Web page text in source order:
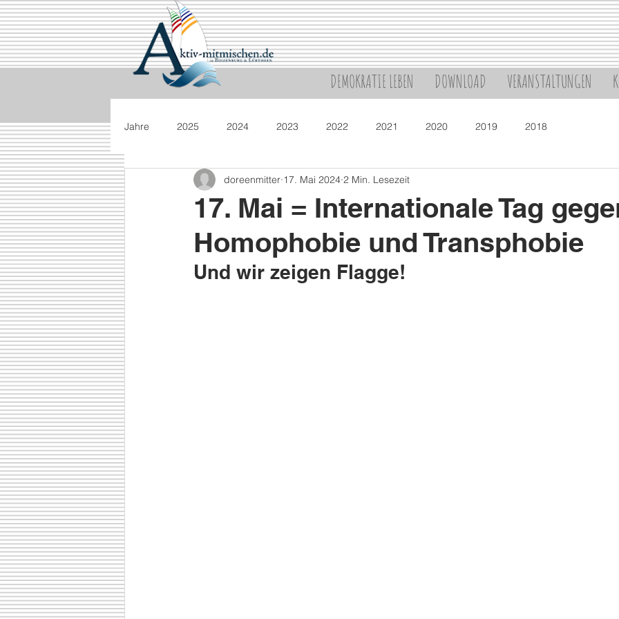
DEMOKRATIE LEBEN DOWNLOAD VERANSTALTUNGEN
Jahre 2025 2024 2023 2022 2021 2020 2019 2018
17. Mai = Internationale Tag
Homophobie und Transphobie
doreenmitter 17. Mai 2024 2 Min. Lesezeit
Und wir zeigen Flagge!